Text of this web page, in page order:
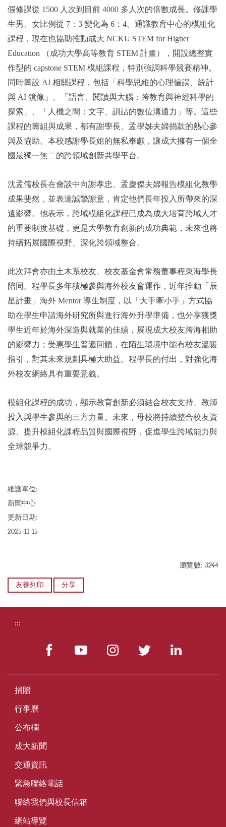
假修課從 1500 人次到目前 4000 多人次的倍數成長。修課學
生男、女比例從 7：3 變化為 6：4。通識教育中心的模組化
課程，現在也協助推動成大 NCKU STEM for Higher
Education （成功大學高等教育 STEM 計畫），開設總整實
作型的 capstone STEM 模組課程，特別強調科學競賽精神。
同時籌設 AI 相關課程，包括「科學思維的心理偏誤、統計
與 AI 鏡像」、「語言、閱讀與大腦：跨教育與神經科學的
探索」、「人機之間：文字、訓詁的數位溝通力」等。這些
課程的籌組與成果，都有謝學長、孟學姊夫婦捐款的熱心參
與及協助。本校感謝學長姐的無私奉獻，讓成大擁有一個全
國最獨一無二的跨領域創新共學平台。
沈孟儒校長在會談中向謝孝忠、孟慶傑夫婦報告模組化教學
成果斐然，並表達誠摯謝意，肯定他們長年投入所帶來的深
遠影響。他表示，跨域模組化課程已成為成大培育跨域人才
的重要制度基礎，更是大學教育創新的成功典範，未來也將
持續拓展國際視野、深化跨領域整合。
此次拜會亦由土木系校友、校友基金會常務董事程東海學長
陪同。程學長多年積極參與海外校友會運作，近年推動「辰
星計畫」海外 Mentor 導生制度，以「大手牽小手」方式協
助在學生申請海外研究所與進行海外升學準備，也分享獲獎
學生近年於海外深造與就業的佳績，展現成大校友跨海相助
的影響力；受惠學生普遍回饋，在陌生環境中能有校友溫暖
指引，對其未來規劃具極大助益。程學長的付出，對強化海
外校友網絡具有重要意義。
模組化課程的成功，顯示教育創新必須結合校友支持、教師
投入與學生參與的三方力量。未來，母校將持續整合校友資
源、提升模組化課程品質與國際視野，促進學生跨域能力與
全球競爭力。
維護單位:
新聞中心
更新日期:
2025-11-15
瀏覽數: 3244
友善列印 分享
:::
捐贈
行事曆
公布欄
成大新聞
交通資訊
緊急聯絡電話
聯絡我們與校長信箱
網站導覽